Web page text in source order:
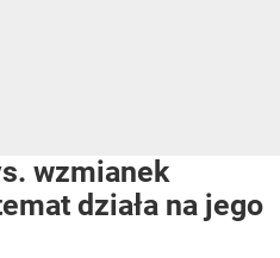
wzmianek
działa na jego